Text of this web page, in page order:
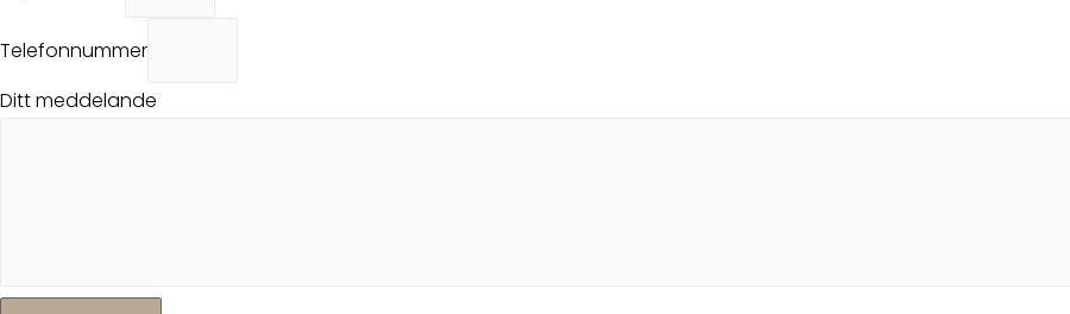
Telefonnummer
Ditt meddelande